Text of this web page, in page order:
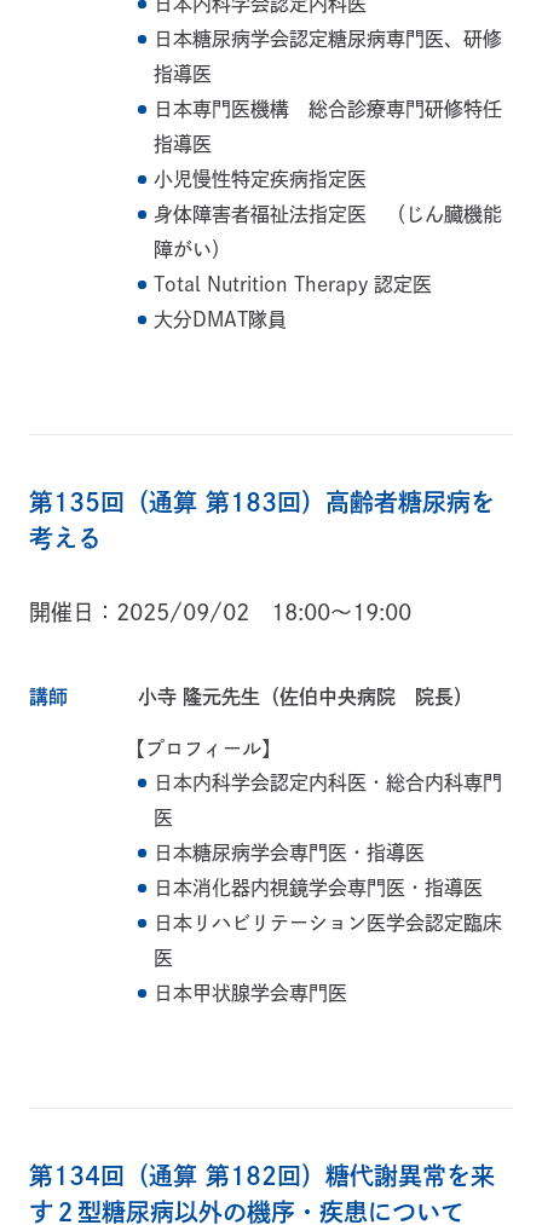
日本糖尿病学会認定糖尿病専門医、研修
指導医
日本専門医機構 総合診療専門研修特任
指導医
小児慢性特定疾病指定医
身体障害者福祉法指定医 （じん臓機能
障がい）
Total Nutrition Therapy 認定医
大分DMAT隊員
第135回（通算 第183回）高齢者糖尿病を
考える
開催日 2025/09/02 18:00～19:00
講師 小寺 隆元先生（佐伯中央病院 院長）
【プロフィール】
日本内科学会認定内科医・総合内科専門
医
日本糖尿病学会専門医・指導医
日本消化器内視鏡学会専門医・指導医
日本リハビリテーション医学会認定臨床
医
日本甲状腺学会専門医
第134回（通算 第182回）糖代謝異常を来
す２型糖尿病以外の機序・疾患について